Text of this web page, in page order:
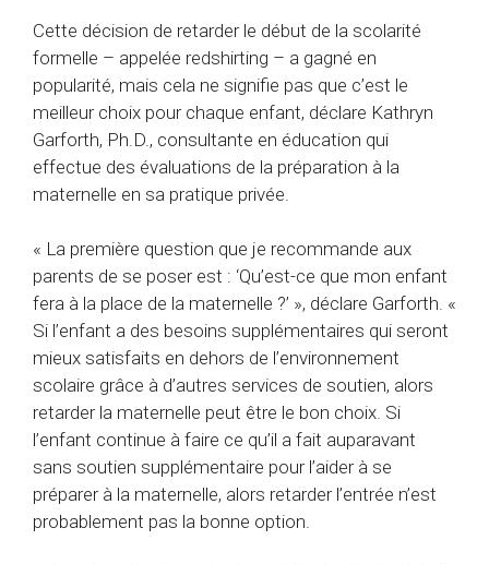
Cette décision de retarder le début de la scolarité
formelle – appelée redshirting – a gagné en
popularité, mais cela ne signifie pas que c’est le
meilleur choix pour chaque enfant, déclare Kathryn
Garforth, Ph.D., consultante en éducation qui
effectue des évaluations de la préparation à la
maternelle en sa pratique privée.
« La première question que je recommande aux
parents de se poser est : ‘Qu’est-ce que mon enfant
fera à la place de la maternelle ?’ », déclare Garforth. «
Si l’enfant a des besoins supplémentaires qui seront
mieux satisfaits en dehors de l’environnement
scolaire grâce à d’autres services de soutien, alors
retarder la maternelle peut être le bon choix. Si
l’enfant continue à faire ce qu’il a fait auparavant
sans soutien supplémentaire pour l’aider à se
préparer à la maternelle, alors retarder l’entrée n’est
probablement pas la bonne option.